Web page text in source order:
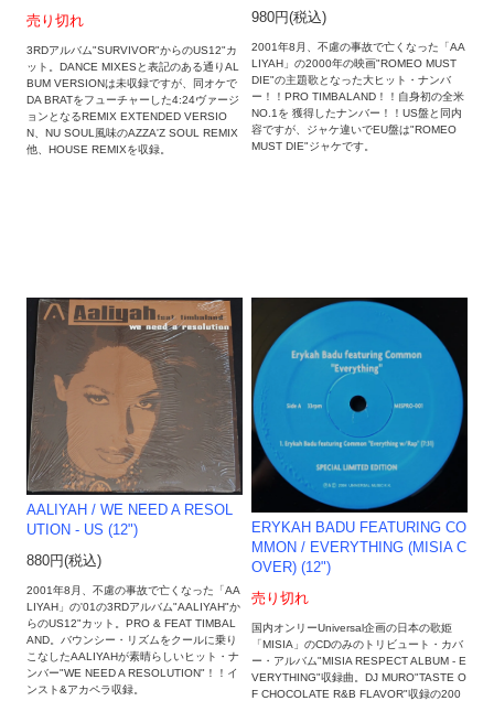
売り切れ
3RDアルバム"SURVIVOR"からのUS12"カ
ット。DANCE MIXESと表記のある通りAL
BUM VERSIONは未収録ですが、同オケで
DA BRATをフューチャーした4:24ヴァージ
ョンとなるREMIX EXTENDED VERSIO
N、NU SOUL風味のAZZA'Z SOUL REMIX
他、HOUSE REMIXを収録。
980円(税込)
2001年8月、不慮の事故で亡くなった「AA
LIYAH」の2000年の映画"ROMEO MUST
DIE"の主題歌となった大ヒット・ナンバ
ー！！PRO TIMBALAND！！自身初の全米
NO.1を 獲得したナンバー！！US盤と同内
容ですが、ジャケ違いでEU盤は"ROMEO
MUST DIE"ジャケです。
AALIYAH / WE NEED A RESOL
UTION - US (12")
880円(税込)
2001年8月、不慮の事故で亡くなった「AA
LIYAH」の'01の3RDアルバム"AALIYAH"か
らのUS12"カット。PRO & FEAT TIMBAL
AND。バウンシー・リズムをクールに乗り
こなしたAALIYAHが素晴らしいヒット・ナ
ンバー"WE NEED A RESOLUTION"！！イ
ンスト&アカペラ収録。
ERYKAH BADU FEATURING CO
MMON ‎/ EVERYTHING (MISIA C
OVER) (12")
売り切れ
国内オンリーUniversal企画の日本の歌姫
「MISIA」のCDのみのトリビュート・カバ
ー・アルバム"MISIA RESPECT ALBUM - E
VERYTHING"収録曲。DJ MURO"TASTE O
F CHOCOLATE R&B FLAVOR"収録の200